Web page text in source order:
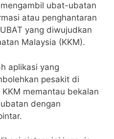
ubat-ubatan
atau penghantaran
yang diwujudkan
Malaysia (KKM).
aplikasi yang
pesakit di
memantau bekalan
dengan